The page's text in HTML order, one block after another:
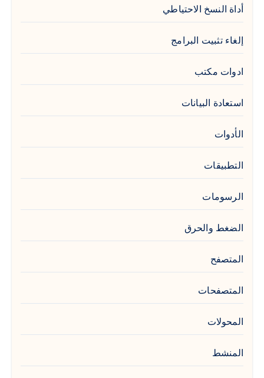
أداة النسخ الاحتياطي
إلغاء تثبيت البرامج
ادوات مكتب
استعادة البيانات
الأدوات
التطبيقات
الرسومات
الضغط والحرق
المتصفح
المتصفحات
المحولات
المنشط